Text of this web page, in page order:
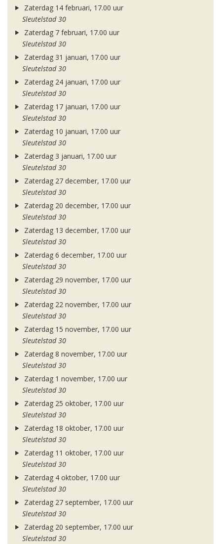
Zaterdag 14 februari, 17.00 uur
Sleutelstad 30
Zaterdag 7 februari, 17.00 uur
Sleutelstad 30
Zaterdag 31 januari, 17.00 uur
Sleutelstad 30
Zaterdag 24 januari, 17.00 uur
Sleutelstad 30
Zaterdag 17 januari, 17.00 uur
Sleutelstad 30
Zaterdag 10 januari, 17.00 uur
Sleutelstad 30
Zaterdag 3 januari, 17.00 uur
Sleutelstad 30
Zaterdag 27 december, 17.00 uur
Sleutelstad 30
Zaterdag 20 december, 17.00 uur
Sleutelstad 30
Zaterdag 13 december, 17.00 uur
Sleutelstad 30
Zaterdag 6 december, 17.00 uur
Sleutelstad 30
Zaterdag 29 november, 17.00 uur
Sleutelstad 30
Zaterdag 22 november, 17.00 uur
Sleutelstad 30
Zaterdag 15 november, 17.00 uur
Sleutelstad 30
Zaterdag 8 november, 17.00 uur
Sleutelstad 30
Zaterdag 1 november, 17.00 uur
Sleutelstad 30
Zaterdag 25 oktober, 17.00 uur
Sleutelstad 30
Zaterdag 18 oktober, 17.00 uur
Sleutelstad 30
Zaterdag 11 oktober, 17.00 uur
Sleutelstad 30
Zaterdag 4 oktober, 17.00 uur
Sleutelstad 30
Zaterdag 27 september, 17.00 uur
Sleutelstad 30
Zaterdag 20 september, 17.00 uur
Sleutelstad 30